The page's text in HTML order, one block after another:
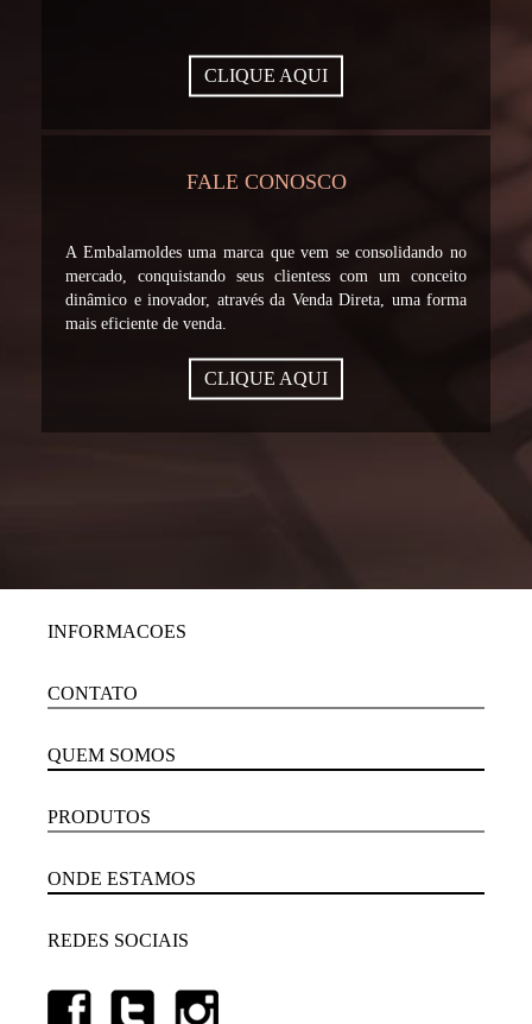
CLIQUE AQUI
FALE CONOSCO
A Embalamoldes uma marca que vem se consolidando no
mercado, conquistando seus clientess com um conceito
dinâmico e inovador, através da Venda Direta, uma forma
mais eficiente de venda.
CLIQUE AQUI
INFORMACOES
CONTATO
QUEM SOMOS
PRODUTOS
ONDE ESTAMOS
REDES SOCIAIS